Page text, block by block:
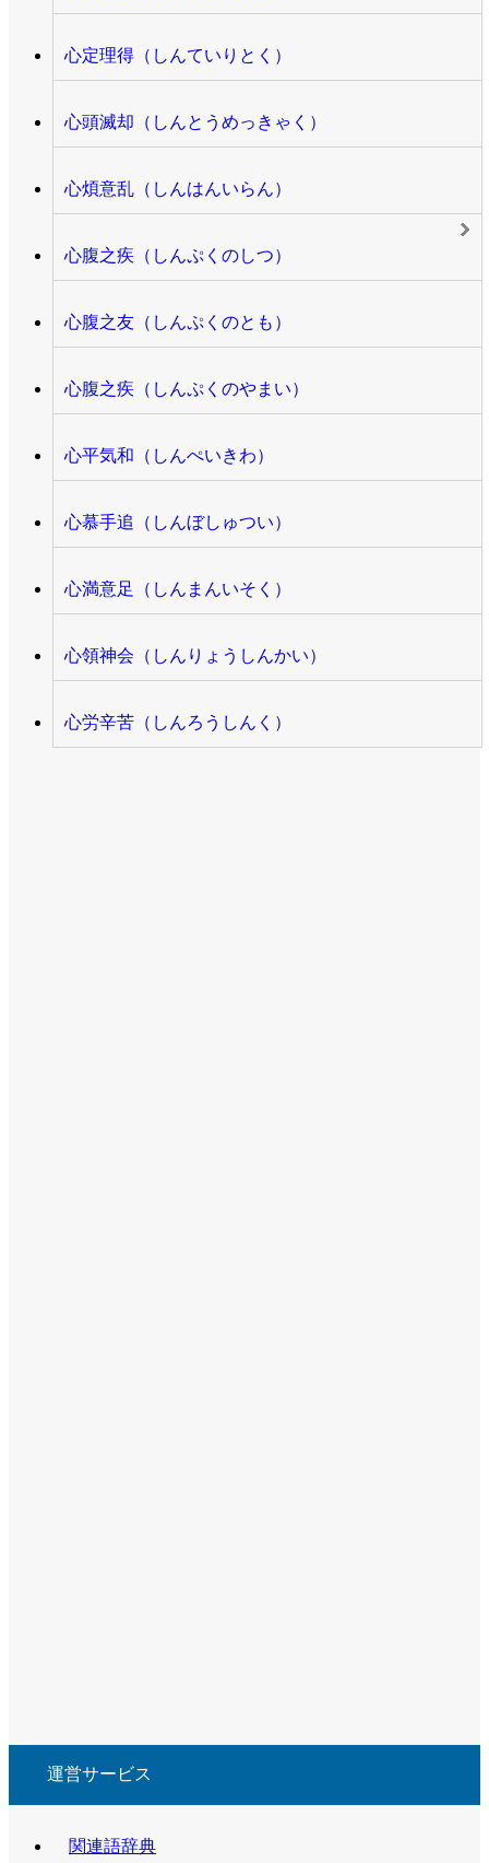
心定理得（しんていりとく）
心頭滅却（しんとうめっきゃく）
心煩意乱（しんはんいらん）
心腹之疾（しんぷくのしつ）
心腹之友（しんぷくのとも）
心腹之疾（しんぷくのやまい）
心平気和（しんぺいきわ）
心慕手追（しんぼしゅつい）
心満意足（しんまんいそく）
心領神会（しんりょうしんかい）
心労辛苦（しんろうしんく）
運営サービス
関連語辞典